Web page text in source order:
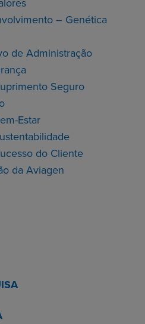
– Genética
de Administração
Seguro
Estar
do Cliente
da Aviagen